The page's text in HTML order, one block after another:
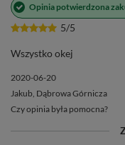
5/5
Opinia potwierdzona
Wszystko okej
2020-06-20
Jakub, Dąbrowa Górnicza
Czy opinia była pomocna?